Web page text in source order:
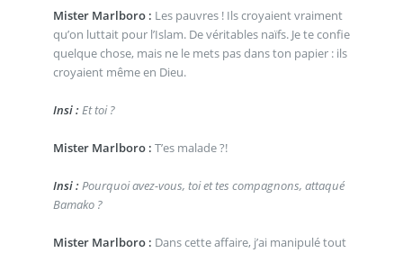
Mister Marlboro : Les pauvres ! Ils croyaient vraiment
qu’on luttait pour l’Islam. De véritables naïfs. Je te confie
quelque chose, mais ne le mets pas dans ton papier : ils
croyaient même en Dieu.
Insi : Et toi ?
Mister Marlboro : T’es malade ?!
Insi : Pourquoi avez-vous, toi et tes compagnons, attaqué
Bamako ?
Mister Marlboro : Dans cette affaire, j’ai manipulé tout